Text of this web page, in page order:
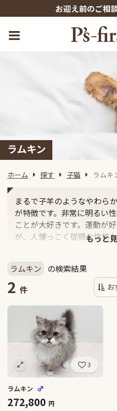
お迎え前のご相
ラムキン
ホーム 探す 子猫 ラムキ
まるで子羊のようなやわら
が特徴です。非常に明るい
ことが大好きです。運動が
が、人懐っこく従順な性格
動物にも友好的に接してくれ
ラムキン の検索結果
2 件
3
ラムキン ♂
272,800 円